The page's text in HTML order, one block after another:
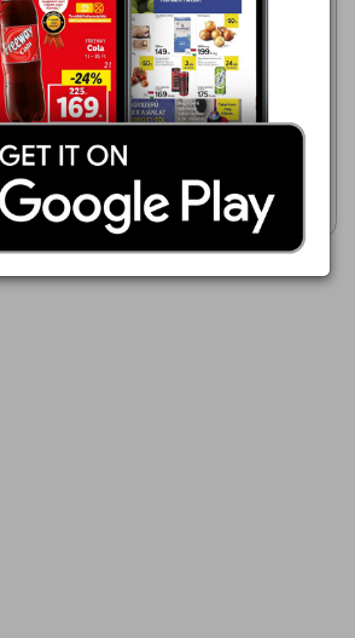
SPAR
2026.08.06 - 08.12
549,00 Ft
Univer Piros Arany,
Gulyáskrém
Akciós újság
megtekintése